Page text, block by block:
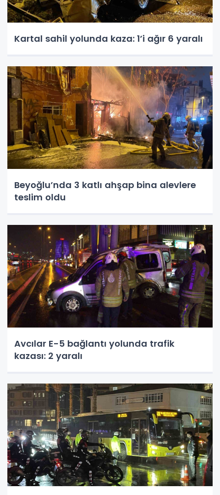
Kartal sahil yolunda kaza: 1’i ağır 6 yaralı
Beyoğlu’nda 3 katlı ahşap bina alevlere
teslim oldu
Avcılar E-5 bağlantı yolunda trafik
kazası: 2 yaralı